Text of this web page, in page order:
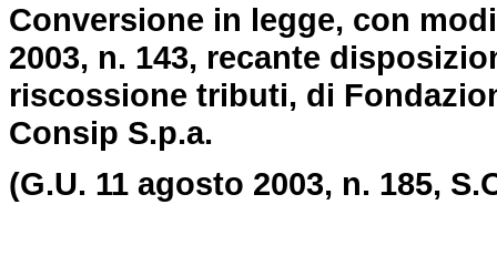
Conversione in legge, con
2003, n. 143, recante
riscossione tributi, di
Consip S.p.a.
(G.U. 11 agosto 2003, n. 185,